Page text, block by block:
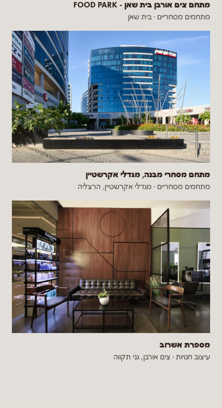
מתחם צים אורבן בית שאן - FOOD PARK
מתחמים מסחריים · בית שאן
מתחם מסחרי מבנה, מגדלי אקרשטיין
מתחמים מסחריים · מגדלי אקרשטיין, הרצליה
מספרת אשרוב
עיצוב חנויות · צים אורבן, גני תקווה